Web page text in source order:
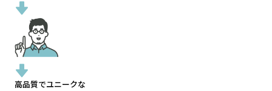
高品質でユニークな